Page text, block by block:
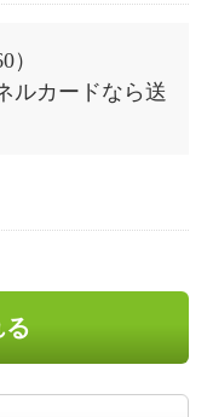
）
ルカードなら送